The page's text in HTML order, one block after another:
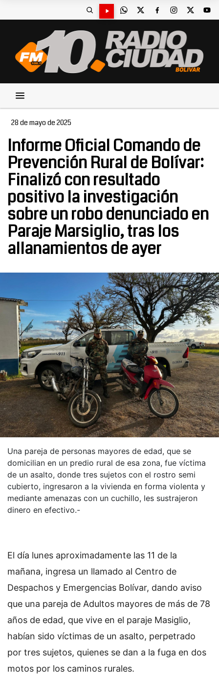
28 de mayo de 2025
Informe Oficial Comando de
Prevención Rural de Bolívar:
Finalizó con resultado
positivo la investigación
sobre un robo denunciado en
Paraje Marsiglio, tras los
allanamientos de ayer
Una pareja de personas mayores de edad, que se
domicilian en un predio rural de esa zona, fue víctima
de un asalto, donde tres sujetos con el rostro semi
cubierto, ingresaron a la vivienda en forma violenta y
mediante amenazas con un cuchillo, les sustrajeron
dinero en efectivo.-
El día lunes aproximadamente las 11 de la
mañana, ingresa un llamado al Centro de
Despachos y Emergencias Bolívar, dando aviso
que una pareja de Adultos mayores de más de 78
años de edad, que vive en el paraje Masiglio,
habían sido víctimas de un asalto, perpetrado
por tres sujetos, quienes se dan a la fuga en dos
motos por los caminos rurales.